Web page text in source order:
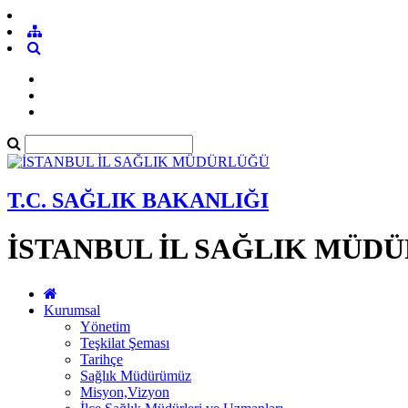
T.C. SAĞLIK BAKANLIĞI
İSTANBUL İL SAĞLIK
Kurumsal
Yönetim
Teşkilat Şeması
Tarihçe
Sağlık Müdürümüz
Misyon,Vizyon